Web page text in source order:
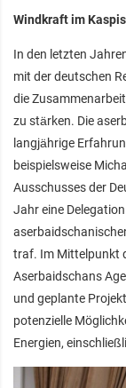
Windkraft im
In den letzten
mit der deutschen
die
zu stärken. Die
langjährige
beispielsweise
Ausschusses der
Jahr eine
traf. Im Mittelpunkt
Aserbaidschans
und geplante
potenzielle
Energien,